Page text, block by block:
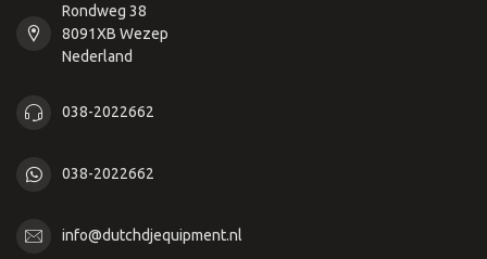
Rondweg 38
8091XB Wezep
Nederland
038-2022662
038-2022662
info@dutchdjequipment.nl